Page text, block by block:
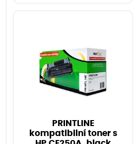
PRINTLINE
kompatibilní toner s